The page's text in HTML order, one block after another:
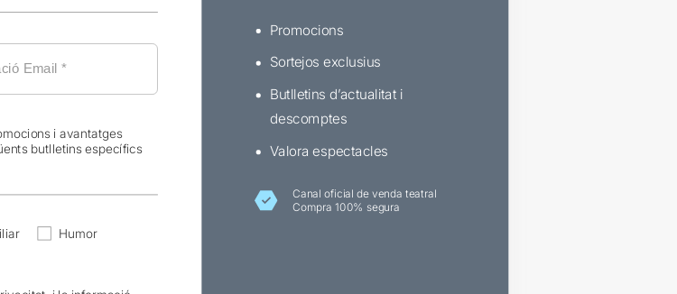
i avantatges
butlletins específics
Humor
Promocions
Sortejos exclusius
Butlletins d’actualitat i
descomptes
Valora espectacles
Canal oficial de venda teatral
Compra 100% segura